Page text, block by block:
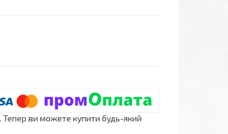
Тепер ви можете купити будь-який